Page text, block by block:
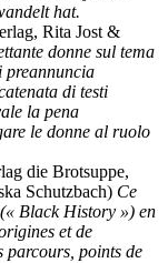
hat.
Rita Jost &
donne sul tema
preannuncia
di testi
la pena
le donne al ruolo
die Brotsuppe,
Schutzbach) Ce
Black History ») en
et de
parcours, points de